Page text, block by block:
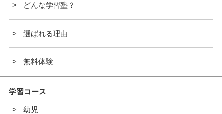
どんな学習塾？
選ばれる理由
無料体験
学習コース
幼児